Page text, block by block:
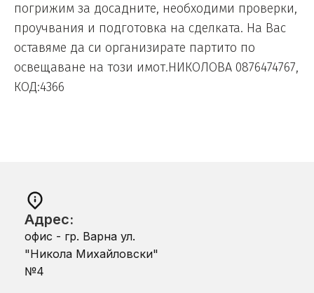
погрижим за досадните, необходими проверки,
проучвания и подготовка на сделката. На Вас
оставяме да си организирате партито по
освещаване на този имот.НИКОЛОВА 0876474767,
КОД:4366
Адрес:
офис - гр. Варна ул.
"Никола Михайловски"
№4